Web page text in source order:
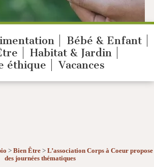
Bébé & Enfant
Habitat & Jardin
éthique
Vacances
> Bien Être > L’association Corps à Coeur propose
des journées thématiques